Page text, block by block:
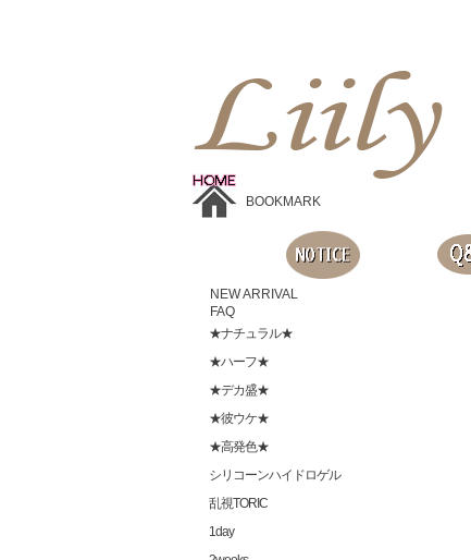
BOOKMARK
NEW ARRIVAL
FAQ
★ナチュラル★
★ハーフ★
★デカ盛★
★彼ウケ★
★高発色★
シリコーンハイドロゲル
乱視TORIC
1day